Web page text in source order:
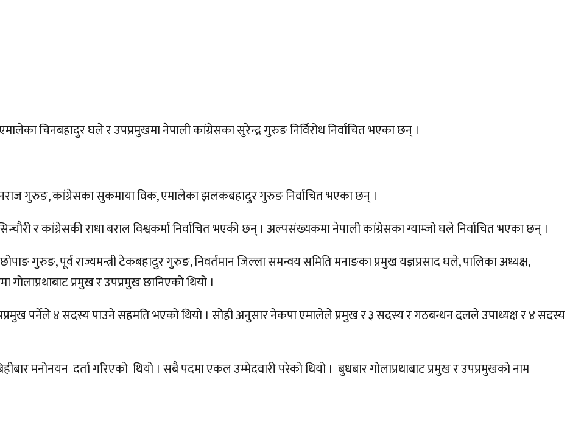
चिनबहादुर घले र उपप्रमुखमा नेपाली कांग्रेसका सुरेन्द्र गुरुङ निर्विरोध निर्वाचित भएका छन् ।
गुरुङ, कांग्रेसका सुकमाया विक, एमालेका झलकबहादुर गुरुङ निर्वाचित भएका छन् ।
र कांग्रेसकी राधा बराल विश्वकर्मा निर्वाचित भएकी छन् । अल्पसंख्यकमा नेपाली कांग्रेसका ग्याम्जो घले निर्वाचित भएका छन् ।
गुरुङ, पूर्व राज्यमन्त्री टेकबहादुर गुरुङ, निवर्तमान जिल्ला समन्वय समिति मनाङका प्रमुख यज्ञप्रसाद घले, पालिका अध्यक्ष,
गोलाप्रथाबाट प्रमुख र उपप्रमुख छानिएको थियो ।
पर्नेले ४ सदस्य पाउने सहमति भएको थियो । सोही अनुसार नेकपा एमालेले प्रमुख र ३ सदस्य र गठबन्धन दलले उपाध्यक्ष र ४ सदस्य
मनोनयन दर्ता गरिएको थियो । सबै पदमा एकल उम्मेदवारी परेको थियो । बुधबार गोलाप्रथाबाट प्रमुख र उपप्रमुखको नाम